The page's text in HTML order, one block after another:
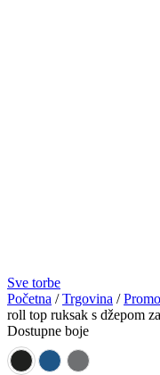
Sve torbe
Početna /Trgovina /
roll top ruksak s džepom
Dostupne boje